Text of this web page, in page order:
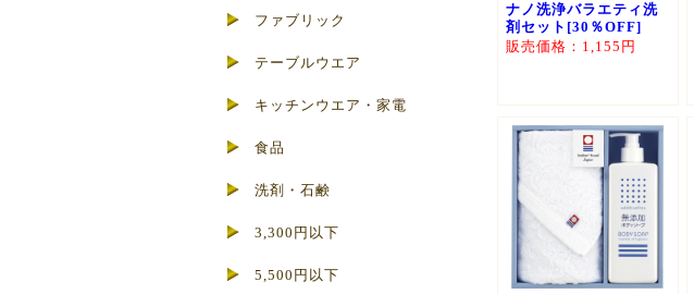
ナノ洗浄バラエティ洗
剤セット[30％OFF]
販売価格：1,155円
ファブリック
テーブルウエア
キッチンウエア・家電
食品
洗剤・石鹸
3,300円以下
5,500円以下